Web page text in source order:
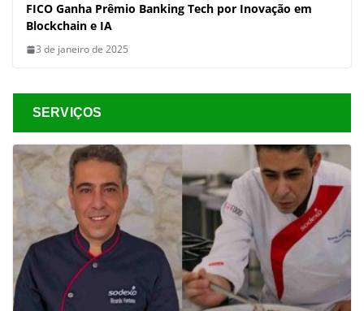
FICO Ganha Prêmio Banking Tech por Inovação em
Blockchain e IA
3 de janeiro de 2025
SERVIÇOS